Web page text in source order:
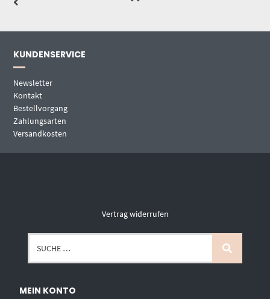
KUNDENSERVICE
Newsletter
Kontakt
Bestellvorgang
Zahlungsarten
Versandkosten
Vertrag widerrufen
MEIN KONTO